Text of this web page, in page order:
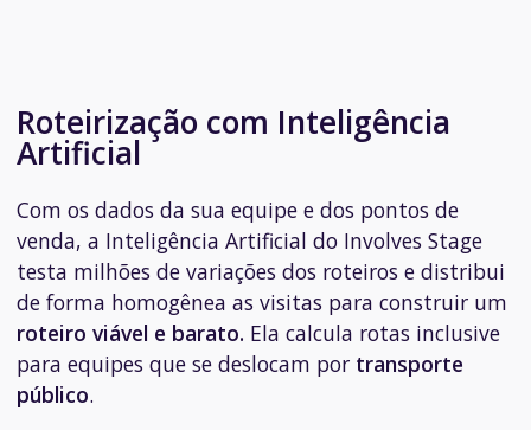
Roteirização com Inteligência
Artificial
Com os dados da sua equipe e dos pontos de
venda, a Inteligência Artificial do Involves Stage
testa milhões de variações dos roteiros e distribui
de forma homogênea as visitas para construir um
roteiro viável e barato. Ela calcula rotas inclusive
para equipes que se deslocam por transporte
público.